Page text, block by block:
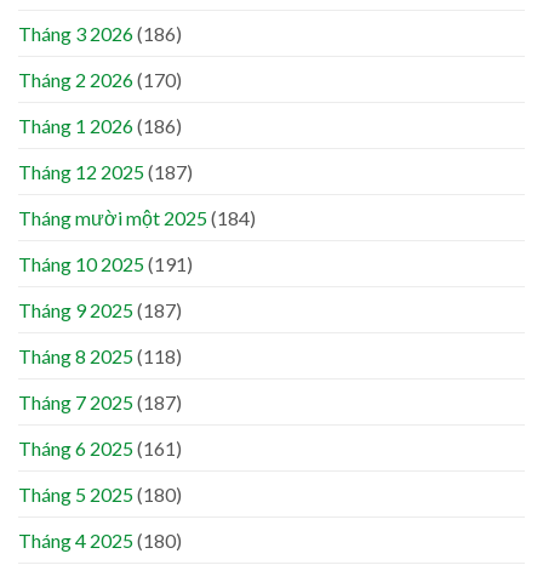
Tháng 3 2026(186)
Tháng 2 2026(170)
Tháng 1 2026(186)
Tháng 12 2025(187)
Tháng mười một 2025(184)
Tháng 10 2025(191)
Tháng 9 2025(187)
Tháng 8 2025(118)
Tháng 7 2025(187)
Tháng 6 2025(161)
Tháng 5 2025(180)
Tháng 4 2025(180)